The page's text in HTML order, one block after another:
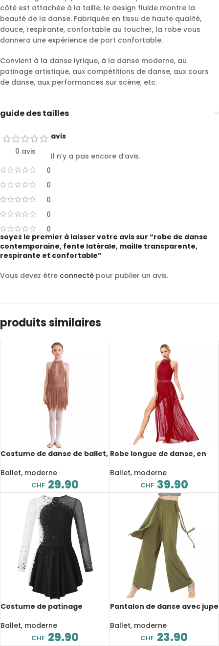
côté est attachée à la taille, le design fluide montre la
beauté de la danse. Fabriquée en tissu de haute qualité,
douce, respirante, confortable au toucher, la robe vous
donnera une expérience de port confortable.
Convient à la danse lyrique, à la danse moderne, au
patinage artistique, aux compétitions de danse, aux cours
de danse, aux performances sur scène, etc.
guide des tailles
0 avis
0
0
0
0
0
avis
Il n’y a pas encore d’avis.
soyez le premier à laisser votre avis sur “robe de danse
contemporaine, fente latérale, maille transparente,
respirante et confortable”
Vous devez être connecté pour publier un avis.
produits similaires
Costume de danse de ballet,
enfant, justaucorps en
maille, strass
Ballet, moderne
CHF 29.90
Robe longue de danse, en
costume de scène
Ballet, moderne
CHF 39.90
Costume de patinage
manches longues, pour
compétition
Ballet, moderne
CHF 29.90
Pantalon de danse avec jupe
vêtements d’entraînement
Ballet, moderne
CHF 23.90